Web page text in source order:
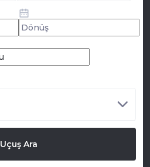
Uçuş Ara